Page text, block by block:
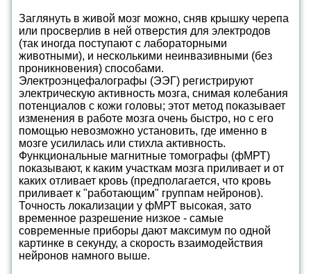
Заглянуть в живой мозг можно, сняв крышку черепа
или просверлив в ней отверстия для электродов
(так иногда поступают с лабораторными
животными), и несколькими неинвазивными (без
проникновения) способами.
Электроэнцефалографы (ЭЭГ) регистрируют
электрическую активность мозга, снимая колебания
потенциалов с кожи головы; этот метод показывает
изменения в работе мозга очень быстро, но с его
помощью невозможно установить, где именно в
мозге усилилась или стихла активность.
Функциональные магнитные томографы (фМРТ)
показывают, к каким участкам мозга приливает и от
каких отливает кровь (предполагается, что кровь
приливает к "работающим" группам нейронов).
Точность локализации у фМРТ высокая, зато
временное разрешение низкое - самые
современные приборы дают максимум по одной
картинке в секунду, а скорость взаимодействия
нейронов намного выше.